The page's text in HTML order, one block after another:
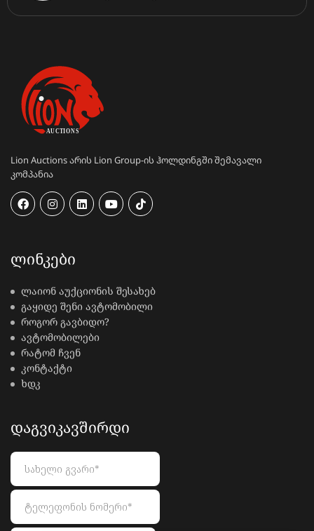
Lion Auctions არის Lion Group-ის ჰოლდინგში შემავალი
კომპანია
ᲚᲘᲜᲙᲔᲑᲘ
ლაიონ აუქციონის შესახებ
გაყიდე შენი ავტომობილი
როგორ გავბიდო?
ავტომობილები
რატომ ჩვენ
კონტაქტი
ხდკ
ᲓᲐᲒᲕᲘᲙᲐᲕᲨᲘᲠᲓᲘ